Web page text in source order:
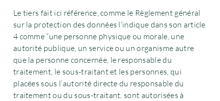
Le tiers fait ici référence, comme le Règlement général
sur la protection des données l’indique dans son article
4 comme “une personne physique ou morale, une
autorité publique, un service ou un organisme autre
que la personne concernée, le responsable du
traitement, le sous-traitant et les personnes, qui
placées sous l’autorité directe du responsable du
traitement ou du sous-traitant, sont autorisées à